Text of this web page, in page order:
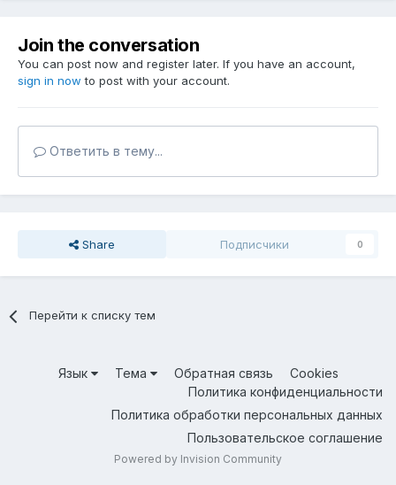
Join the conversation
You can post now and register later. If you have an account,
sign in now to post with your account.
Ответить в тему...
Share Подписчики 0
Перейти к списку тем
Язык Тема Обратная связь
Cookies
Политика конфиденциальности
Политика обработки персональных данных
Пользовательское соглашение
Powered by Invision Community